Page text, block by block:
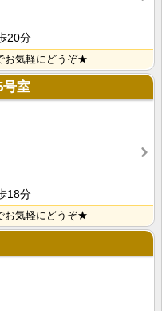
20分
お気軽にどうぞ★
号室
18分
お気軽にどうぞ★